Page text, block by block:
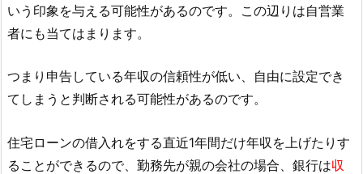
いう印象を与える可能性があるのです。この辺りは自営業
者にも当てはまります。
つまり申告している年収の信頼性が低い、自由に設定でき
てしまうと判断される可能性があるのです。
住宅ローンの借入れをする直近1年間だけ年収を上げたりす
ることができるので、勤務先が親の会社の場合、銀行は収